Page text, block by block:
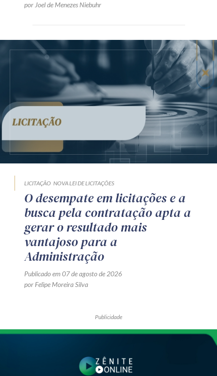
por Joel de Menezes Niebuhr
LICITAÇÃO NOVA LEI DE LICITAÇÕES
O desempate em licitações e a
busca pela contratação apta a
gerar o resultado mais
vantajoso para a
Administração
Publicado em 07 de agosto de 2026
por Felipe Moreira Silva
Publicidade